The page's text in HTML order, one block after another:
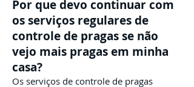
Por que devo continuar com
os serviços regulares de
controle de pragas se não
vejo mais pragas em minha
casa?
Os serviços de controle de pragas